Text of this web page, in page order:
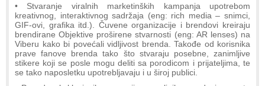
• Stvaranje viralnih marketinških kampanja upotrebom
kreativnog, interaktivnog sadržaja (eng: rich media – snimci,
GIF-ovi, grafika itd.). Čuvene organizacije i brendovi kreiraju
brendirane Objektive proširene stvarnosti (eng: AR lenses) na
Viberu kako bi povećali vidljivost brenda. Takođe od korisnika
prave fanove brenda tako što stvaraju posebne, zanimljive
stikere koji se posle mogu deliti sa porodicom i prijateljima, te
se tako naposletku upotrebljavaju i u široj publici.